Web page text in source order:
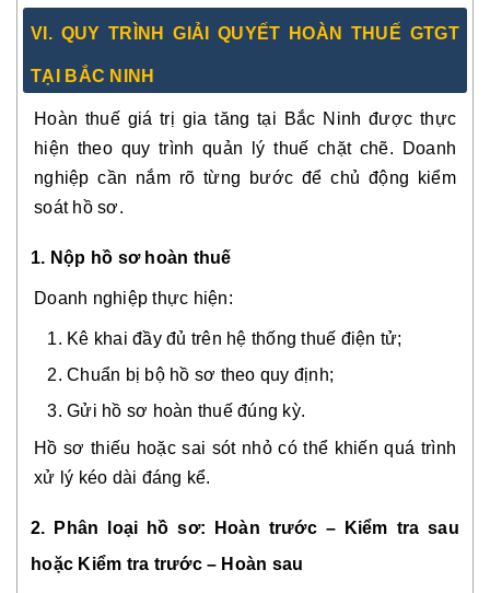
VI. QUY TRÌNH GIẢI QUYẾT HOÀN THUẾ GTGT
TẠI BẮC NINH
Hoàn thuế giá trị gia tăng tại Bắc Ninh được thực
hiện theo quy trình quản lý thuế chặt chẽ. Doanh
nghiệp cần nắm rõ từng bước để chủ động kiểm
soát hồ sơ.
1. Nộp hồ sơ hoàn thuế
Doanh nghiệp thực hiện:
Kê khai đầy đủ trên hệ thống thuế điện tử;
Chuẩn bị bộ hồ sơ theo quy định;
Gửi hồ sơ hoàn thuế đúng kỳ.
Hồ sơ thiếu hoặc sai sót nhỏ có thể khiến quá trình
xử lý kéo dài đáng kể.
2. Phân loại hồ sơ: Hoàn trước – Kiểm tra sau
hoặc Kiểm tra trước – Hoàn sau